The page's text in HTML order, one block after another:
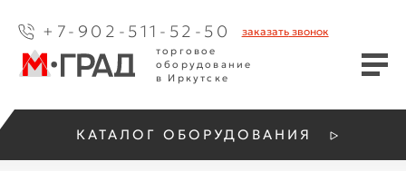
+7-902-511-52-50 заказатьзвонок
торговое
оборудование
в Иркутске
КАТАЛОГ ОБОРУДОВАНИЯ